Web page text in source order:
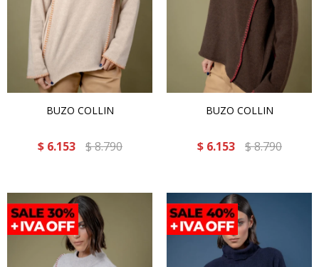
BUZO COLLIN
$ 6.153 $8.790
BUZO COLLIN
$ 6.153 $8.790